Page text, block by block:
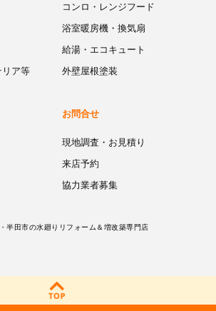
コンロ・レンジフード
浴室暖房機・換気扇
給湯・エコキュート
外壁屋根塗装
ア等
お問合せ
現地調査・お見積り
来店予約
協力業者募集
半田市の水廻りリフォーム＆増改築専門店